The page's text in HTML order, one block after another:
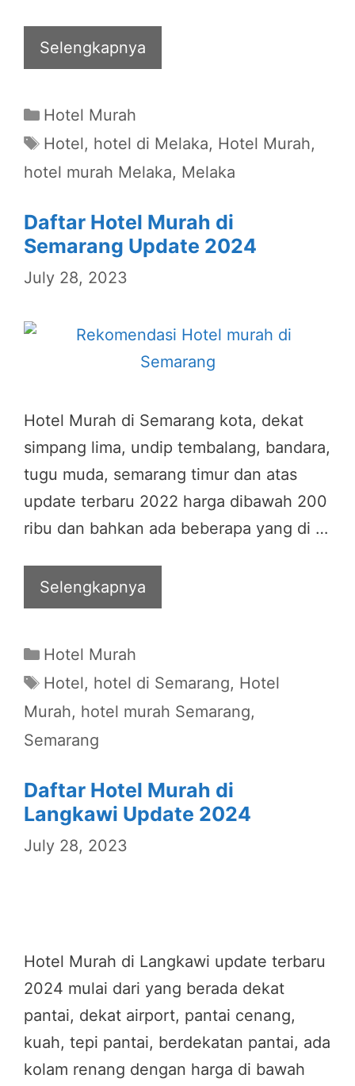
Selengkapnya
Categories
Hotel Murah
Tags
Hotel, hotel di Melaka, Hotel Murah,
hotel murah Melaka, Melaka
Daftar Hotel Murah di
Semarang Update 2024
July 28, 2023
Hotel Murah di Semarang kota, dekat
simpang lima, undip tembalang, bandara,
tugu muda, semarang timur dan atas
update terbaru 2022 harga dibawah 200
ribu dan bahkan ada beberapa yang di …
Selengkapnya
Categories
Hotel Murah
Tags
Hotel, hotel di Semarang, Hotel
Murah, hotel murah Semarang,
Semarang
Daftar Hotel Murah di
Langkawi Update 2024
July 28, 2023
Hotel Murah di Langkawi update terbaru
2024 mulai dari yang berada dekat
pantai, dekat airport, pantai cenang,
kuah, tepi pantai, berdekatan pantai, ada
kolam renang dengan harga di bawah